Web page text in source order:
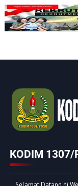
KODIM 1307/